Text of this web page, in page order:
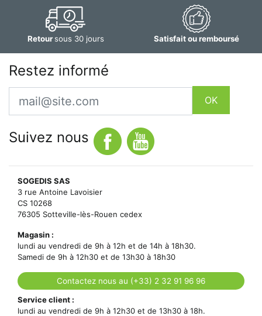
Retoursous 30 jours Satisfait ou remboursé
Restez informé
Email
OK
Suivez nous
SOGEDIS SAS
3 rue Antoine Lavoisier
CS 10268
76305 Sotteville-lès-Rouen cedex
Magasin :
lundi au vendredi de 9h à 12h et de 14h à 18h30.
Samedi de 9h à 12h30 et de 13h30 à 18h30
Contactez nous au (+33) 2 32 91 96 96
Service client :
lundi au vendredi de 9h à 12h30 et de 13h30 à 18h.